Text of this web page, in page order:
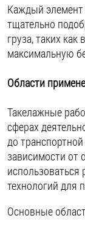
Шайбы
Шпильки
Штифты и
Каждый
тщательно
груза, таких
максимальную
Области
Такелажные
сферах
до
зависимости от
технологий для
Основные